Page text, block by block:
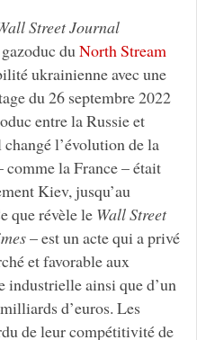
Street Journal
duNorth Stream
ukrainienne avec une
du 26 septembre 2022
entre la Russie et
l’évolution de la
comme la France – était
Kiev, jusqu’au
que révèle le Wall Street
– est un acte qui a privé
et favorable aux
industrielle ainsi que d’un
d’euros. Les
de leur compétitivité de